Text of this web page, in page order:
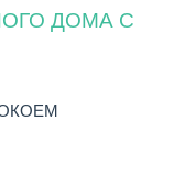
ДОМА С